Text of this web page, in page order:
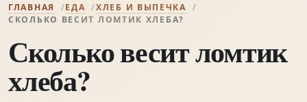
ГЛАВНАЯ ЕДА
ХЛЕБ И ВЫПЕЧКА
СКОЛЬКО ВЕСИТ ЛОМТИК ХЛЕБА?
Сколько весит ломтик
хлеба?